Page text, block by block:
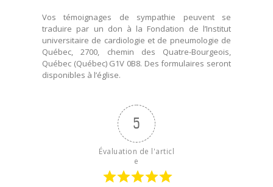
Vos témoignages de sympathie peuvent se
traduire par un don à la Fondation de l’Institut
universitaire de cardiologie et de pneumologie de
Québec, 2700, chemin des Quatre-Bourgeois,
Québec (Québec) G1V 0B8. Des formulaires seront
disponibles à l’église.
5
Évaluation de l'articl
e